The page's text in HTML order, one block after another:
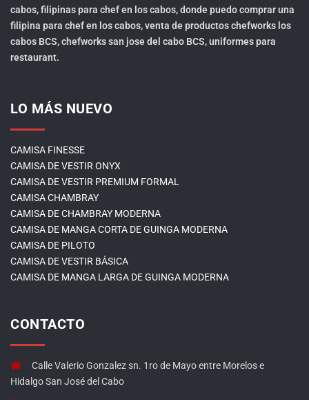
cabos, filipinas para chef en los cabos, donde puedo comprar una
filipina para chef en los cabos, venta de productos chefworks los
cabos BCS, chefworks san jose del cabo BCS, uniformes para
restaurant.
LO MÁS NUEVO
CAMISA FINESSE
CAMISA DE VESTIR ONYX
CAMISA DE VESTIR PREMIUM FORMAL
CAMISA CHAMBRAY
CAMISA DE CHAMBRAY MODERNA
CAMISA DE MANGA CORTA DE GUINGA MODERNA
CAMISA DE PILOTO
CAMISA DE VESTIR BÁSICA
CAMISA DE MANGA LARGA DE GUINGA MODERNA
CONTACTO
Calle Valerio Gonzalez sn. 1ro de Mayo entre Morelos e
Hidalgo San José del Cabo